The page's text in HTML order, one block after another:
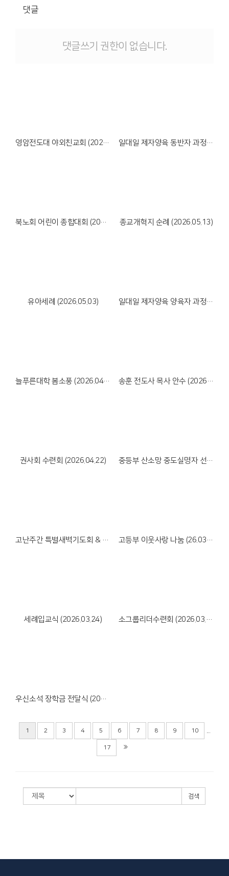
댓글
댓글쓰기 권한이 없습니다.
영암전도대 야외친교회 (2026.05.26) 일대일 제자양육 동반자 과정 수료식 (2026.05.24)
북노회 어린이 종합대회 (2026.05.23) 종교개혁지 순례 (2026.05.13)
유아세례 (2026.05.03) 일대일 제자양육 양육자 과정 수료식 (2026.05.02)
늘푸른대학 봄소풍 (2026.04.30) 송훈 전도사 목사 안수 (2026.04.28)
권사회 수련회 (2026.04.22) 중등부 산소망 중도실명자 선교회 식탁봉사 (2026.03.30)
고난주간 특별새벽기도회 & 성금요예배 (26년 3월 30일~4월 3일) 고등부 이웃사랑 나눔 (26.03.28)
세례입교식 (2026.03.24) 소그룹리더수련회 (2026.03.18-19)
우신소석 장학금 전달식 (2026.03.01)
1 2 3 4 5 6 7 8 9 10 ...
17
검색